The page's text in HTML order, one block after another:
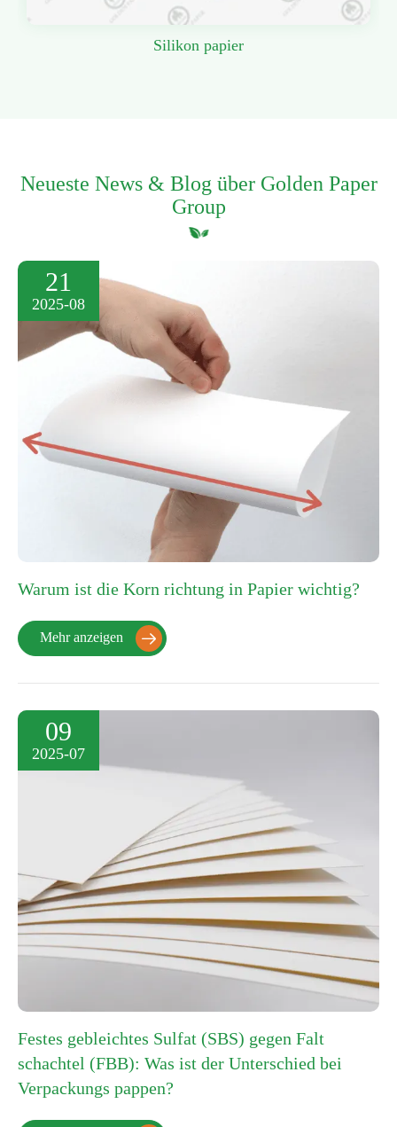
Silikon papier
Neueste News & Blog über Golden Paper
Group
21
2025-08
Warum ist die Korn richtung in Papier wichtig?
Mehr anzeigen 
09
2025-07
Festes gebleichtes Sulfat (SBS) gegen Falt
schachtel (FBB): Was ist der Unterschied bei
Verpackungs pappen?